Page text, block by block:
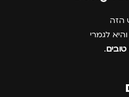
הזה
לגמרי
.